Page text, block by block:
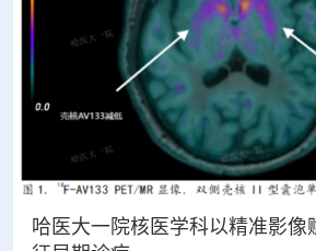
哈医大一院核医学科以精准影像